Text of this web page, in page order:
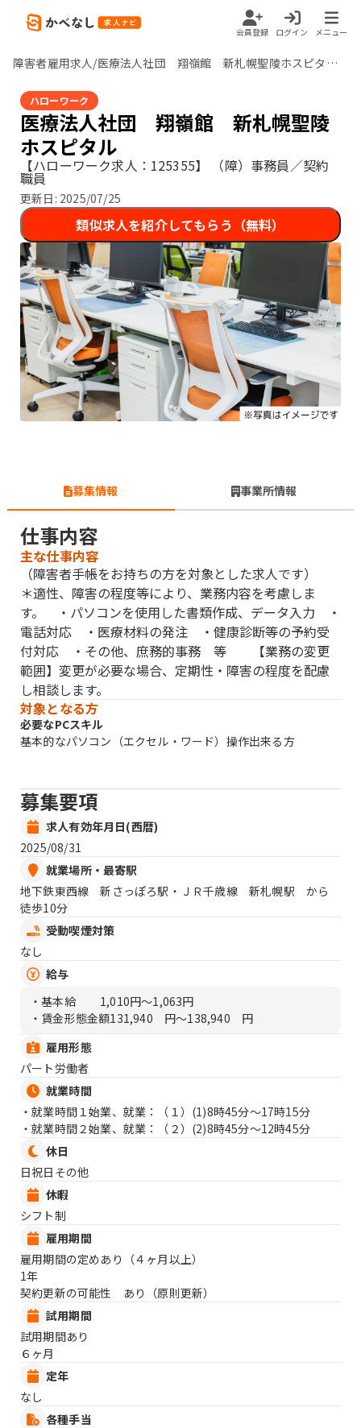
会員登録 ログイン メニュー
障害者雇用求人/医療法人社団 翔嶺館 新札幌聖陵ホスピタル/北海道
ハローワーク
医療法人社団 翔嶺館 新札幌聖陵
ホスピタル
【ハローワーク求人：125355】 （障）事務員／契約
職員
更新日: 2025/07/25
類似求人を紹介してもらう（無料）
募集情報 事業所情報
仕事内容
主な仕事内容
（障害者手帳をお持ちの方を対象とした求人です）
＊適性、障害の程度等により、業務内容を考慮しま
す。 ・パソコンを使用した書類作成、データ入力 ・
電話対応 ・医療材料の発注 ・健康診断等の予約受
付対応 ・その他、庶務的事務 等 【業務の変更
範囲】変更が必要な場合、定期性・障害の程度を配慮
し相談します。
対象となる方
必要なPCスキル
基本的なパソコン（エクセル・ワード）操作出来る方
募集要項
求人有効年月日(西暦)
2025/08/31
就業場所・最寄駅
地下鉄東西線 新さっぽろ駅・ＪＲ千歳線 新札幌駅 から
徒歩10分
受動喫煙対策
なし
給与
・基本給
1,010円〜1,063円
・賃金形態金額131,940 円〜138,940 円
雇用形態
パート労働者
就業時間
・就業時間１始業、就業：（１） (1)8時45分〜17時15分
・就業時間２始業、就業：（２） (2)8時45分〜12時45分
休日
日祝日その他
休暇
シフト制
雇用期間
雇用期間の定めあり（４ヶ月以上）
1年
契約更新の可能性 あり（原則更新）
試用期間
試用期間あり
６ヶ月
定年
なし
各種手当